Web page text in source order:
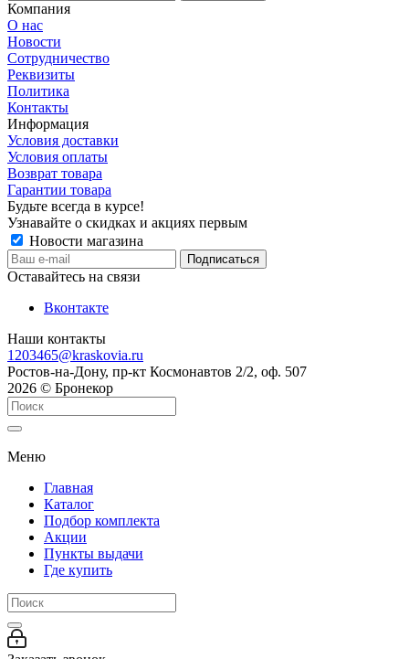
Компания
О нас
Новости
Сотрудничество
Реквизиты
Политика
Контакты
Информация
Условия доставки
Условия оплаты
Возврат товара
Гарантии товара
Будьте всегда в курсе!
Узнавайте о скидках и акциях первым
Новости магазина
Оставайтесь на связи
Вконтакте
Наши контакты
1203465@kraskovia.ru
Ростов-на-Дону, пр-кт Космонавтов 2/2, оф. 507
2026 © Бронекор
Меню
Главная
Каталог
Подбор комплекта
Акции
Пункты выдачи
Где купить